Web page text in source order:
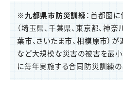
※九都県市防災訓練：首都圏
（埼玉県、千葉県、東京都、神奈
葉市、さいたま市、相模原市）
など大規模な災害の被害を最
に毎年実施する合同防災訓練の